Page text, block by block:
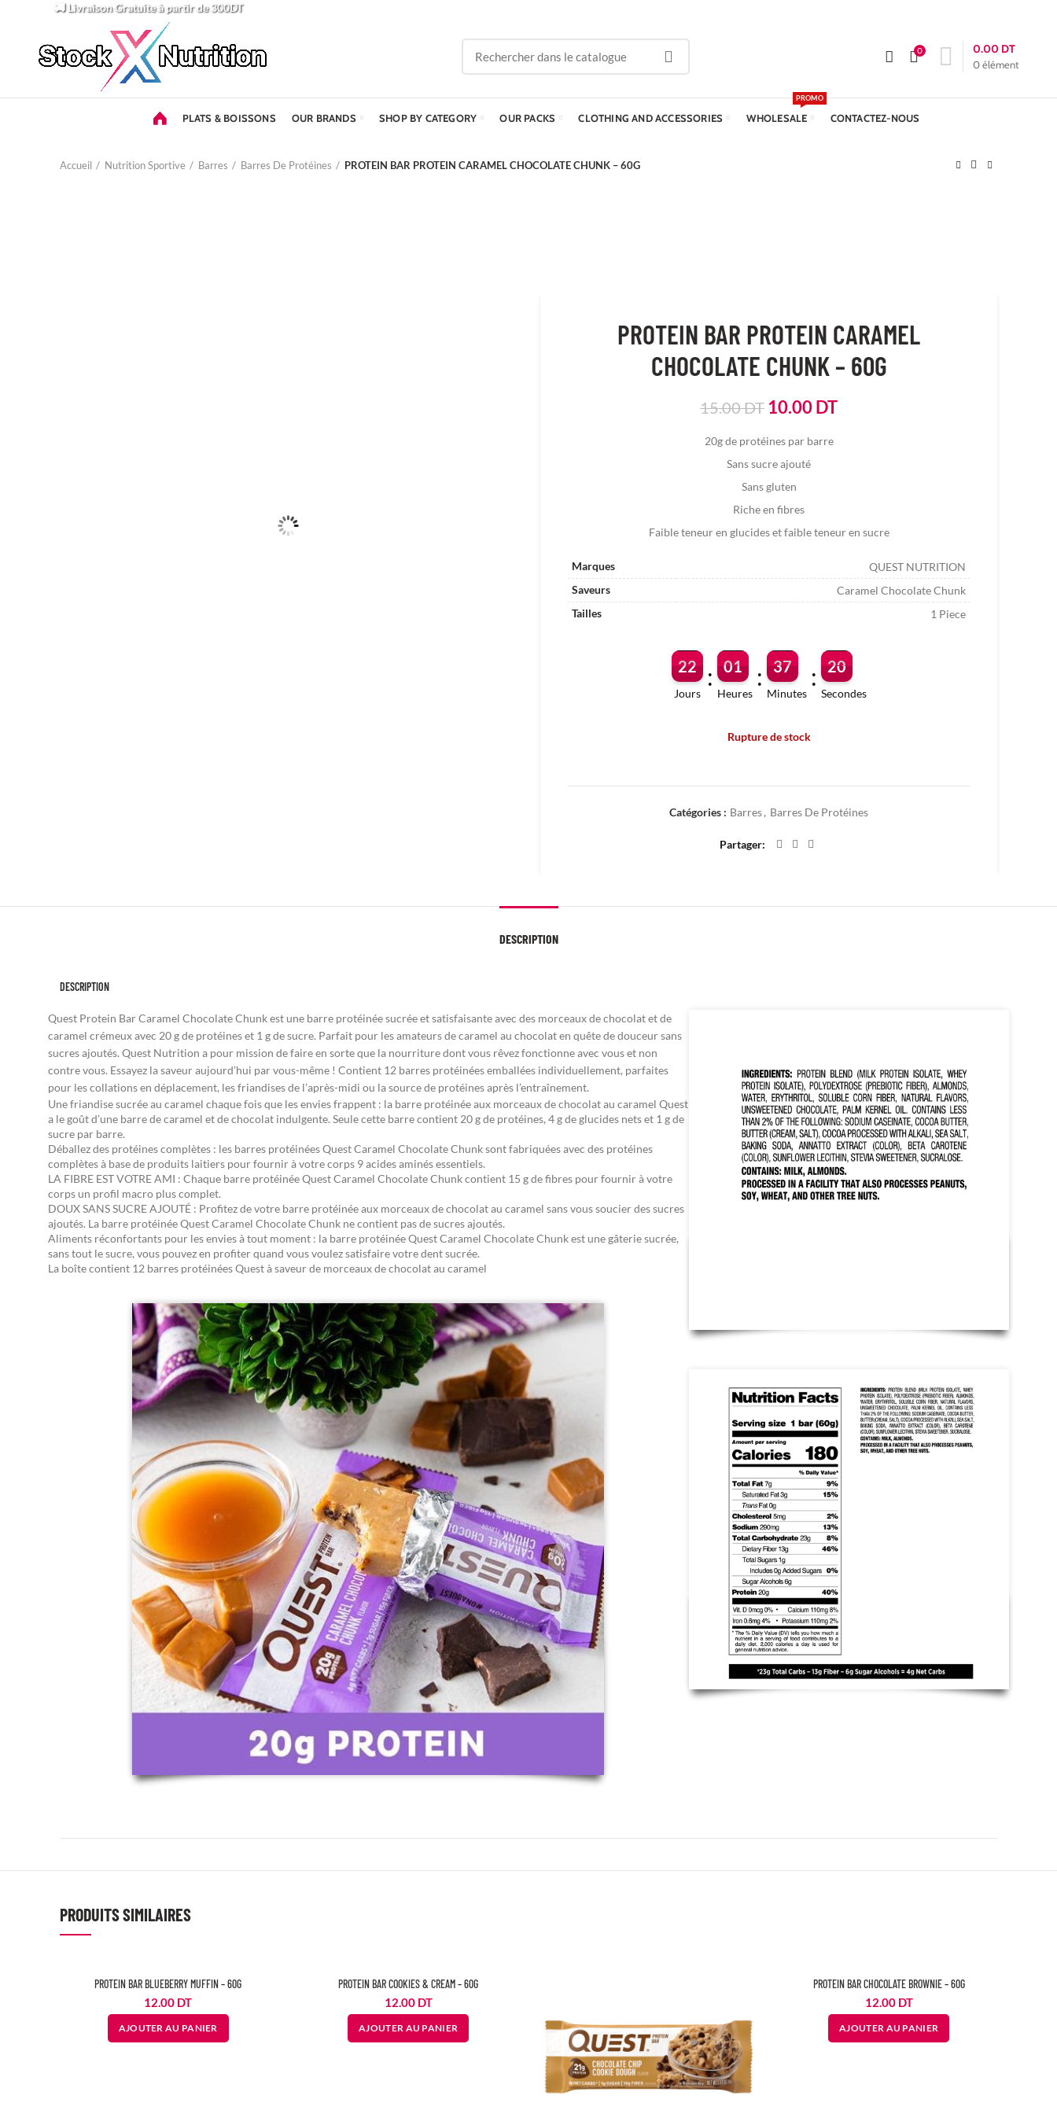
🚚 Livraison Gratuiteà partir de 300DT
0
0élément
0.00 DT
PLATS & BOISSONS OUR BRANDS SHOP BY CATEGORY OUR PACKS CLOTHING AND ACCESSORIES WHOLESALE
PROMO
CONTACTEZ-NOUS
Accueil Nutrition Sportive Barres Barres De Protéines PROTEIN BAR PROTEIN CARAMEL CHOCOLATE CHUNK – 60G
PROTEIN BAR PROTEIN CARAMEL
CHOCOLATE CHUNK – 60G
15.00DT Le
initial
était :
15.00
DT.
10.00DTLe
20g de protéines par barre
Sans sucre ajouté
Sans gluten
Riche en fibres
Faible teneur en glucides et faible teneur en sucre
Marques
QUEST NUTRITION
Saveurs
Caramel Chocolate Chunk
Tailles
1 Piece
22
Jours
: 01
Heures
: 37
Minutes
: 19
Secondes
Rupture de stock
Catégories : Barres , Barres De Protéines
Partager
DESCRIPTION
DESCRIPTION
Quest Protein Bar Caramel Chocolate Chunk est une barre protéinée sucrée et satisfaisante avec des morceaux de chocolat et de
caramel crémeux avec 20 g de protéines et 1 g de sucre. Parfait pour les amateurs de caramel au chocolat en quête de douceur sans
sucres ajoutés. Quest Nutrition a pour mission de faire en sorte que la nourriture dont vous rêvez fonctionne avec vous et non
contre vous. Essayez la saveur aujourd’hui par vous-même ! Contient 12 barres protéinées emballées individuellement, parfaites
pour les collations en déplacement, les friandises de l’après-midi ou la source de protéines après l’entraînement.
Une friandise sucrée au caramel chaque fois que les envies frappent : la barre protéinée aux morceaux de chocolat au caramel Quest
a le goût d’une barre de caramel et de chocolat indulgente. Seule cette barre contient 20 g de protéines, 4 g de glucides nets et 1 g de
sucre par barre.
Déballez des protéines complètes : les barres protéinées Quest Caramel Chocolate Chunk sont fabriquées avec des protéines
complètes à base de produits laitiers pour fournir à votre corps 9 acides aminés essentiels.
LA FIBRE EST VOTRE AMI : Chaque barre protéinée Quest Caramel Chocolate Chunk contient 15 g de fibres pour fournir à votre
corps un profil macro plus complet.
DOUX SANS SUCRE AJOUTÉ : Profitez de votre barre protéinée aux morceaux de chocolat au caramel sans vous soucier des sucres
ajoutés. La barre protéinée Quest Caramel Chocolate Chunk ne contient pas de sucres ajoutés.
Aliments réconfortants pour les envies à tout moment : la barre protéinée Quest Caramel Chocolate Chunk est une gâterie sucrée,
sans tout le sucre, vous pouvez en profiter quand vous voulez satisfaire votre dent sucrée.
La boîte contient 12 barres protéinées Quest à saveur de morceaux de chocolat au caramel
PRODUITS SIMILAIRES
PROTEIN BAR BLUEBERRY MUFFIN – 60G
12.00 DT
AJOUTER AU PANIER
PROTEIN BAR COOKIES & CREAM – 60G
12.00DT
AJOUTER AU PANIER
PROTEIN BAR CHOCOLATE BROWNIE – 60G
12.00DT
AJOUTER AU PANIER